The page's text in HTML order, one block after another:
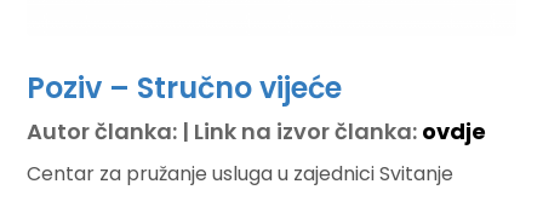
Poziv – Stručno vijeće
Autor članka: | Link na izvor članka: ovdje
Centar za pružanje usluga u zajednici Svitanje